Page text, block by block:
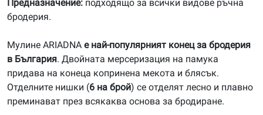
Предназначение: подходящо за всички видове ръчна
бродерия.
Мулине ARIADNA е най-популярният конец за бродерия
в България. Двойната мерсеризация на памука
придава на конеца копринена мекота и блясък.
Отделните нишки (6 на брой) се отделят лесно и плавно
преминават през всякаква основа за бродиране.